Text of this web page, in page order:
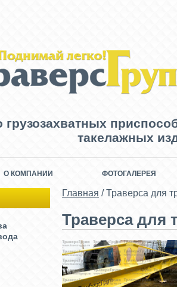
грузозахватных
такелажных
О КОМПАНИИ ФОТОГАЛЕРЕЯ
Главная /Траверса для
Траверса для